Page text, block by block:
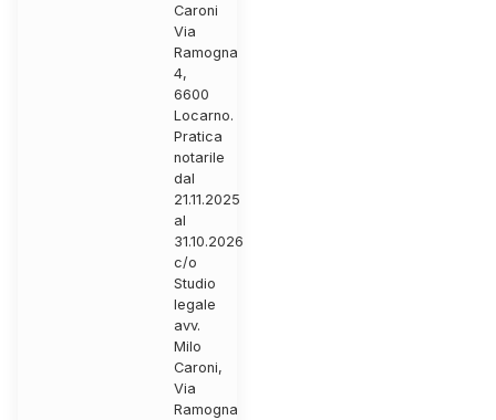
Caroni
Via
Ramogna
4,
6600
Locarno.
Pratica
notarile
dal
21.11.2025
al
31.10.2026
c/o
Studio
legale
avv.
Milo
Caroni,
Via
Ramogna